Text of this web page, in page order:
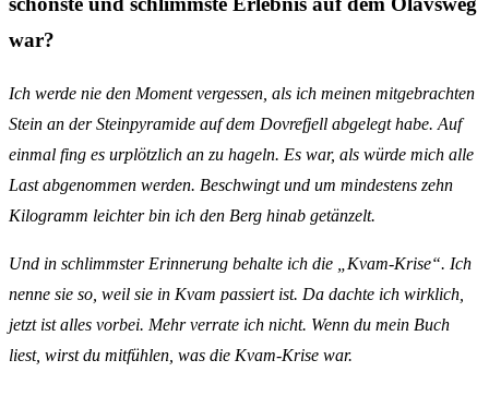
war?
Ich werde nie den Moment vergessen, als ich meinen mitgebrachten
Stein an der Steinpyramide auf dem Dovrefjell abgelegt habe. Auf
einmal fing es urplötzlich an zu hageln. Es war, als würde mich alle
Last abgenommen werden. Beschwingt und um mindestens zehn
Kilogramm leichter bin ich den Berg hinab getänzelt.
Und in schlimmster Erinnerung behalte ich die „Kvam-Krise“. Ich
nenne sie so, weil sie in Kvam passiert ist. Da dachte ich wirklich,
jetzt ist alles vorbei. Mehr verrate ich nicht. Wenn du mein Buch
liest, wirst du mitfühlen, was die Kvam-Krise war.